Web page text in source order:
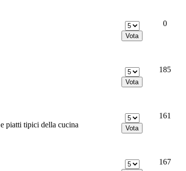
0
185
piatti tipici della cucina
161
167